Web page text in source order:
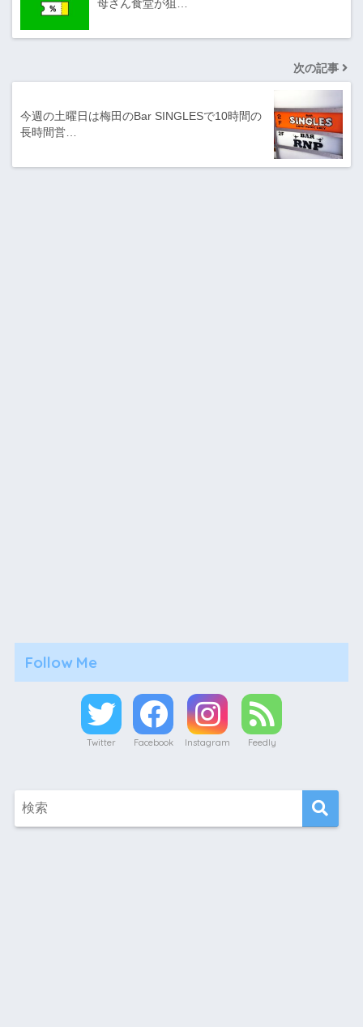
母さん食堂が狙…
次の記事
今週の土曜日は梅田のBar SINGLESで10時間の
長時間営…
Follow Me
Twitter Facebook Instagram Feedly